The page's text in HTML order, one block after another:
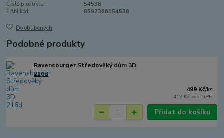
Číslo produktu:
54538
EAN kód:
8592386054538
Do oblíbených
Podobné produkty
Ravensburger Středověký dům 3D
216d
499 Kč/ks
412 Kč bez DPH
Přidat do košíku